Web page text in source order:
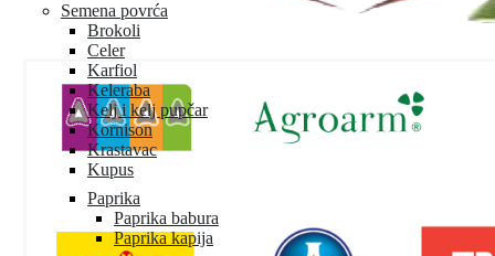
Semena povrća
Brokoli
Celer
Karfiol
Keleraba
Kelj i kelj pupčar
Kornison
Krastavac
Kupus
Paprika
Paprika babura
Paprika kapija